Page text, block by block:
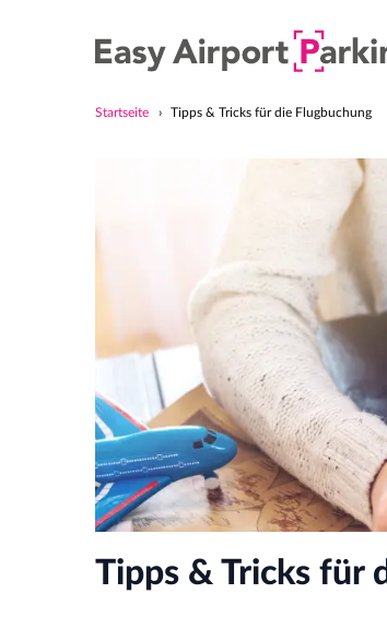
Startseite Tipps & Tricks für die Flugbuchung
Tipps & Tricks für